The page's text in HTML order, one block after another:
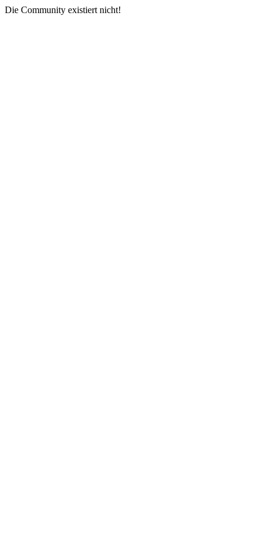
Die Community existiert nicht!